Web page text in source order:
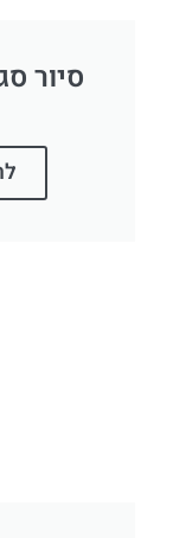
סיור